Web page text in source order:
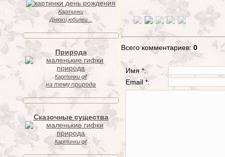
Картинки
Днюхи,юбилеи...
Природа
Картинки gif
на тему природа
Сказочные существа
Картинки gif
Всего комментариев: 0
Имя *:
Email *: